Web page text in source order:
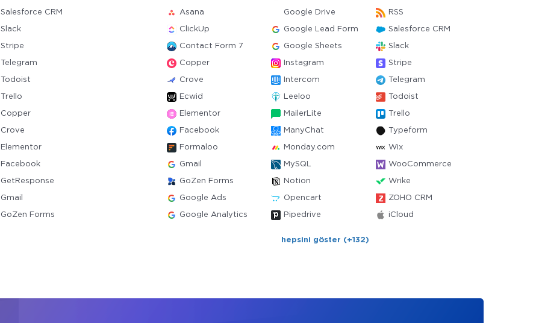
Salesforce CRM
Slack
Stripe
Telegram
Todoist
Trello
Copper
Crove
Elementor
Facebook
GetResponse
Gmail
GoZen Forms
Asana Google Drive RSS
ClickUp Google Lead Form Salesforce CRM
Contact Form 7 Google Sheets Slack
Copper Instagram Stripe
Crove Intercom Telegram
Ecwid Leeloo Todoist
Elementor MailerLite Trello
Facebook ManyChat Typeform
Formaloo Monday.com Wix
Gmail MySQL WooCommerce
GoZen Forms Notion Wrike
Google Ads Opencart ZOHO CRM
Google Analytics Pipedrive iCloud
hepsini göster (+132)